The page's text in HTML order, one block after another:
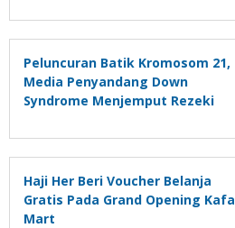
Peluncuran Batik Kromosom 21,
Media Penyandang Down
Syndrome Menjemput Rezeki
Haji Her Beri Voucher Belanja
Gratis Pada Grand Opening Kafa
Mart